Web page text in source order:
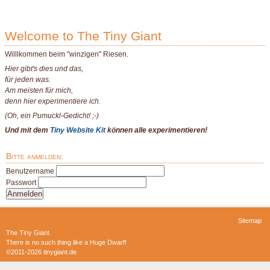
Welcome to The Tiny Giant
Willlkommen beim "winzigen" Riesen.
Hier gibt's dies und das,
für jeden was.
Am meisten für mich,
denn hier experimentiere ich.
(Oh, ein Pumuckl-Gedicht! ;-)
Und mit dem Tiny Website Kitkönnen alle experimentieren!
Bitte anmelden:
Benutzername
Passwort
überspringen
Sitemap
The Tiny Giant
There is no such thing like a Huge Dwarf!
©2011-2026 tinygiant.de